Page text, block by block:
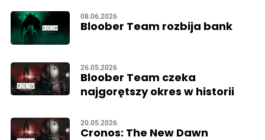
08.06.2026
Bloober Team rozbija bank
26.05.2026
Bloober Team czeka
najgorętszy okres w historii
20.05.2026
Cronos: The New Dawn